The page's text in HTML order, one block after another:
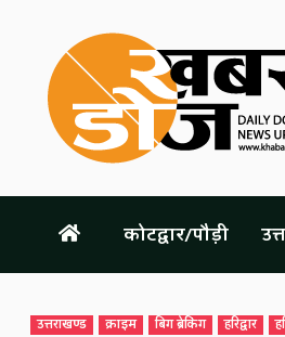
content
कोटद्वार/पौड़ी
उत्तराखण्ड क्राइम बिग ब्रेकिंग हरिद्वार